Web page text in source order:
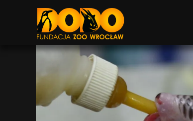
DODO - FUNDACJA ZOO WROCŁAW